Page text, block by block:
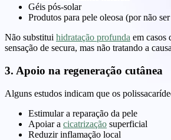
Géis pós-solar
Produtos para pele oleosa (por não
Não substitui hidratação profunda em casos
sensação de secura, mas não tratando a
3. Apoio na regeneração cutânea
Alguns estudos indicam que os
Estimular a reparação da pele
Apoiar a cicatrização superficial
Reduzir inflamação local